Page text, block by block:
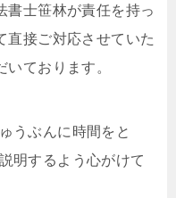
書士笹林が責任を持っ
直接ご対応させていた
いております。
うぶんに時間をと
明するよう心がけて